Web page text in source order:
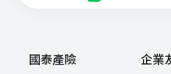
每⽇ 21:00 ~翌⽇08:30(委外專⼈服
國泰產險 企業